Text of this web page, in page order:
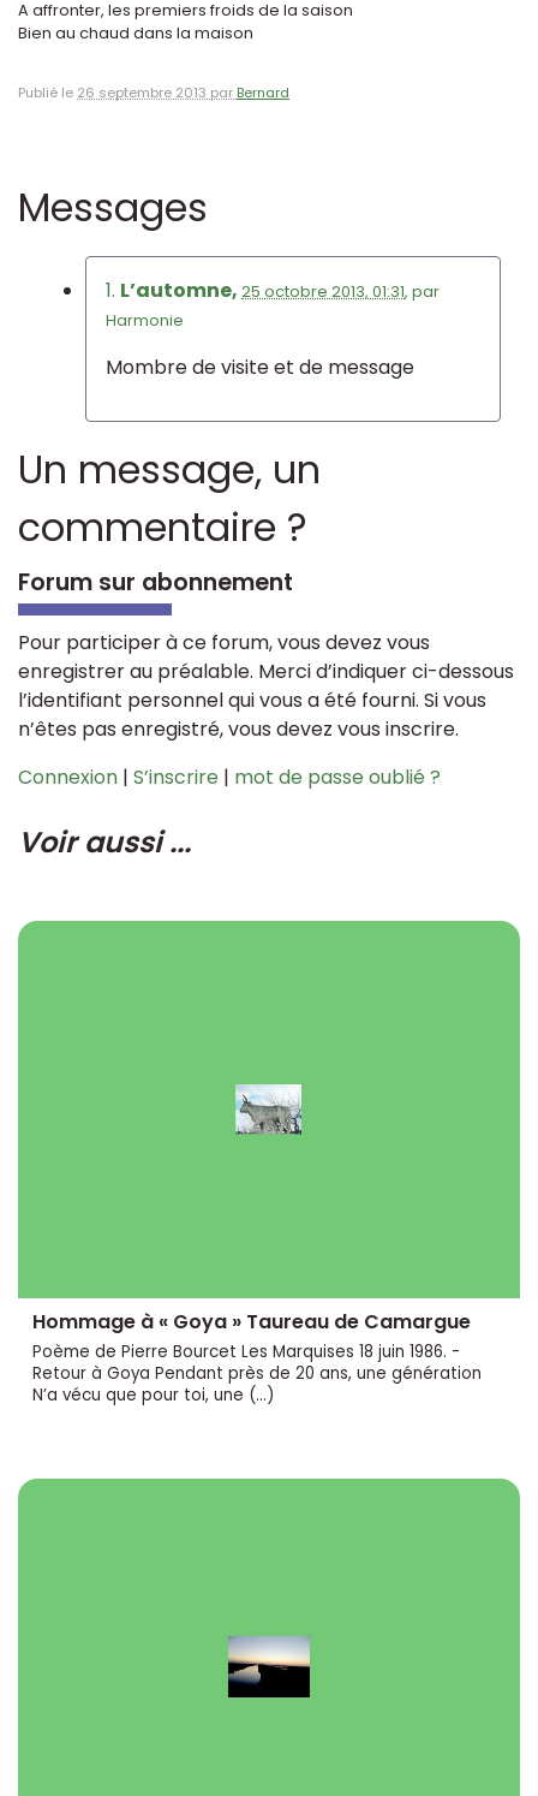
A affronter, les premiers froids de la saison
Bien au chaud dans la maison
Publié le 26 septembre 2013 par Bernard
Messages
1. L’automne, 25 octobre 2013, 01:31, par
Harmonie
Mombre de visite et de message
Un message, un
commentaire ?
Forum sur abonnement
Pour participer à ce forum, vous devez vous
enregistrer au préalable. Merci d’indiquer ci-dessous
l’identifiant personnel qui vous a été fourni. Si vous
n’êtes pas enregistré, vous devez vous inscrire.
Connexion | S’inscrire | mot de passe oublié ?
Voir aussi ...
Hommage à « Goya » Taureau de Camargue
Poème de Pierre Bourcet Les Marquises 18 juin 1986. -
Retour à Goya Pendant près de 20 ans, une génération
N’a vécu que pour toi, une (…)